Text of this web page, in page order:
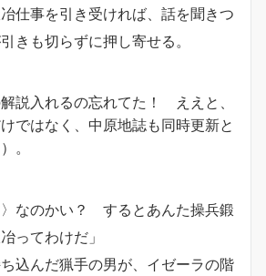
仕事を引き受ければ、話を聞きつ
きも切らずに押し寄せる。
説入れるの忘れてた！ ええと、
ではなく、中原地誌も同時更新と
。
〉なのかい？ するとあんた操兵鍛
ってわけだ」
込んだ猟手の男が、イゼーラの階